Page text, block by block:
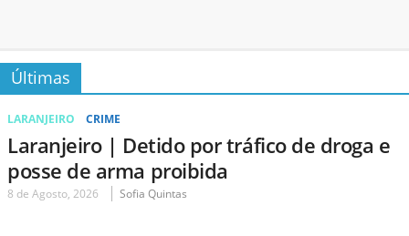
Últimas
LARANJEIRO CRIME
Laranjeiro | Detido por tráfico de droga e
posse de arma proibida
8 de Agosto, 2026 Sofia Quintas